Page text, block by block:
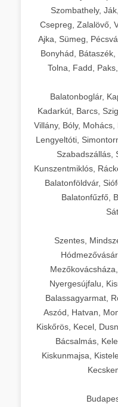
Szombathely,
Csepreg, Zalalövő,
Ajka, Sümeg,
Bonyhád, Bátaszék,
Tolna, Fadd,
Balatonboglár,
Kadarkút, Barcs,
Villány, Bóly, Mohács,
Lengyeltóti,
Szabadszállás,
Kunszentmiklós,
Balatonföldvár,
Balatonfűzfő,
Szentes,
Nyergesújfalu,
Balassagyarmat,
Aszód, Hatvan,
Kiskőrös, Kecel,
Bácsalmás,
Kiskunmajsa,